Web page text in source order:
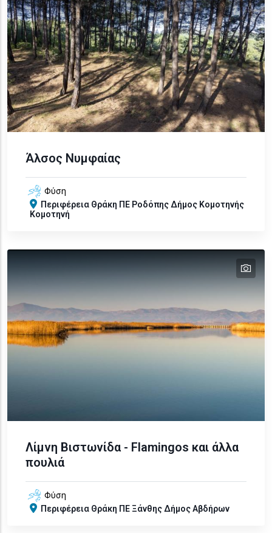
Άλσος Νυμφαίας
Φύση
Περιφέρεια Θράκη ΠΕ Ροδόπης Δήμος Κομοτηνής
Κομοτηνή
text
Λίμνη Βιστωνίδα - Flamingos και άλλα
πουλιά
Φύση
Περιφέρεια Θράκη ΠΕ ΞάνθηςΔήμος Αβδήρων